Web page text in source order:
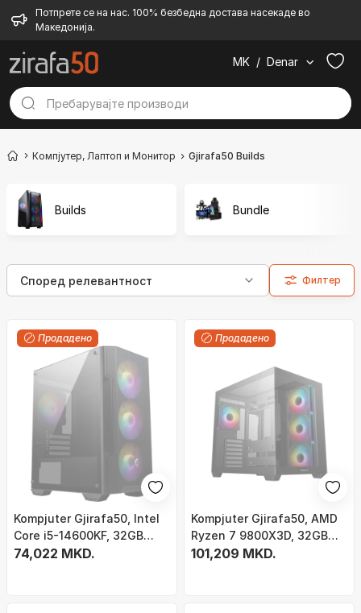
Потпрете се на нас. 100% безбедна достава насекаде во
Македонија.
MK / Denar
Компјутер, Лаптоп и Монитор Gjirafa50 Builds
Builds Bundle
Филтер
Продадено
Kompjuter Gjirafa50, Intel
Core i5-14600KF, 32GB
RAM, 1TB SSD, MSI RTX
74,022 MKD.
Продадено
Kompjuter Gjirafa50, AMD
Ryzen 7 9800X3D, 32GB
RAM, 1TB SSD, ASUS Dual
101,209 MKD.